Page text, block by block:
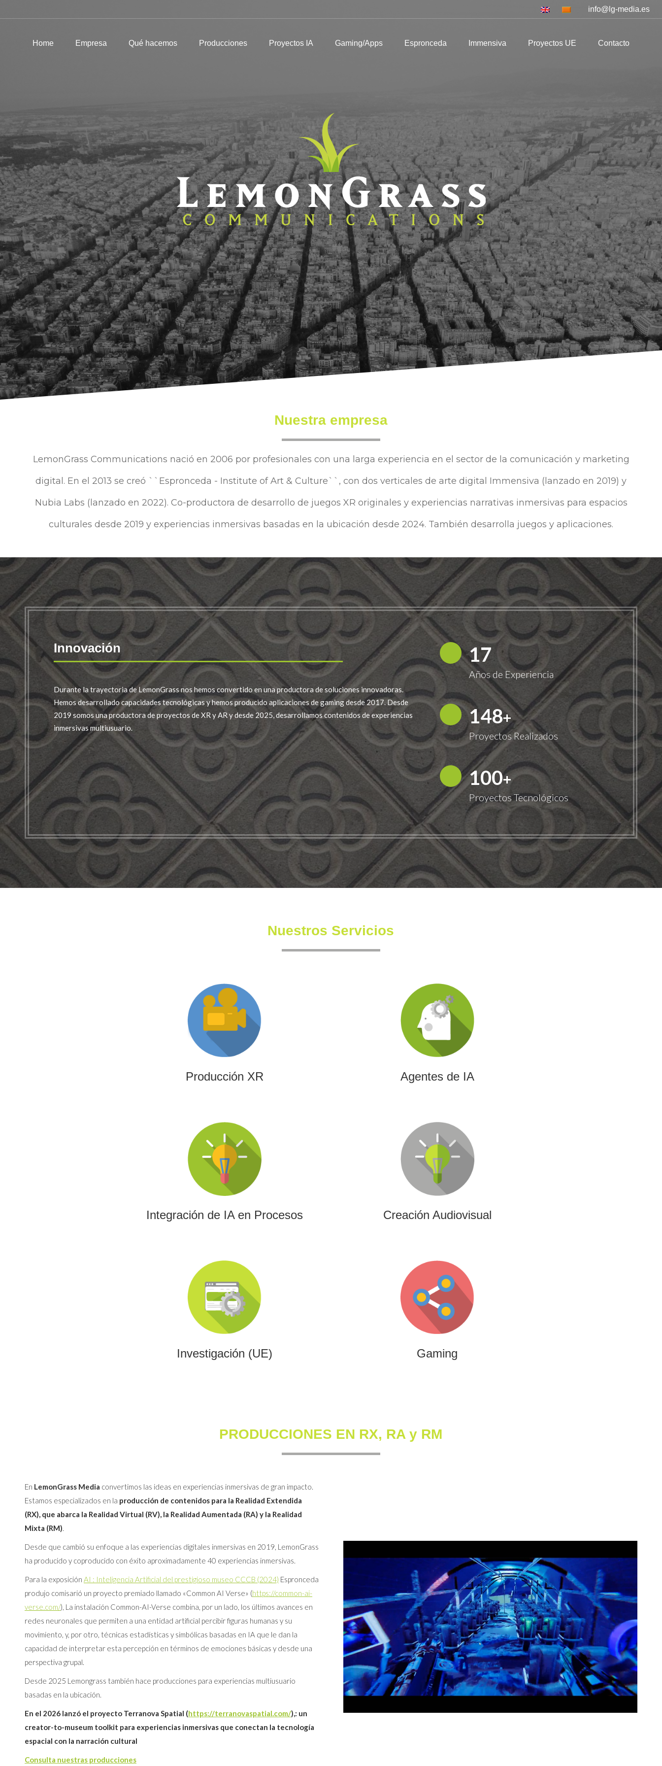
info@lg-media.es
Home Empresa Qué hacemos Producciones Proyectos IA Gaming/Apps Espronceda Immensiva Proyectos UE Contacto
Nuestra empresa
LemonGrass Communications nació en 2006 por profesionales con una larga experiencia en el sector de la comunicación y marketing
digital. En el 2013 se creó ``Espronceda - Institute of Art & Culture``, con dos verticales de arte digital Immensiva (lanzado en 2019) y
Nubia Labs (lanzado en 2022). Co-productora de desarrollo de juegos XR originales y experiencias narrativas inmersivas para espacios
culturales desde 2019 y experiencias inmersivas basadas en la ubicación desde 2024. También desarrolla juegos y aplicaciones.
Innovación
Durante la trayectoria de LemonGrass nos hemos convertido en una productora de soluciones innovadoras.
Hemos desarrollado capacidades tecnológicas y hemos producido aplicaciones de gaming desde 2017. Desde
2019 somos una productora de proyectos de XR y AR y desde 2025, desarrollamos contenidos de experiencias
inmersivas multiusuario.
18
Años de Experiencia
150+
Proyectos Realizados
100+
Proyectos Tecnológicos
Nuestros Servicios
Producción XR
Producción XR
Somos una productora independiente con un equipo
altamente experimentado también en la creación de
producciones inmersivas y de XR.
Agentes de IA
Agentes de IA
Diseñamos agentes de inteligencia artificial capaces
de automatizar procesos, optimizar decisiones y
transformar la eficiencia empresarial.
Integración de IA en Procesos
Integración de IA en Procesos
La IA permitirá a su empresa aprovechar el poder de
los algoritmos y las herramientas más avanzadas para
el análisis de datos y la creación de contenidos.
Creación Audiovisual
Creación Audiovisual
Ofrecemos soluciones creativas, de producción y
edición para cualquier tipo de contenido audiovisual:
vídeos promocionales, spots o cobertura audiovisual
de eventos.
Investigación (UE)
Investigación (UE)
Impulsamos proyectos de I+D+i alineados con
programas europeos, conectando innovación
tecnológica con financiación estratégica.
Gaming
Gaming
Desarrollamos experiencias interactivas y
videojuegos que combinan entretenimiento,
innovación y engagement para marcas y audiencias.
PRODUCCIONES EN RX, RA y RM
En LemonGrass Media convertimos las ideas en experiencias inmersivas de gran impacto.
Estamos especializados en la producción de contenidos para la Realidad Extendida
(RX), que abarca la Realidad Virtual (RV), la Realidad Aumentada (RA) y la Realidad
Mixta (RM).
Desde que cambió su enfoque a las experiencias digitales inmersivas en 2019, LemonGrass
ha producido y coproducido con éxito aproximadamente 40 experiencias inmersivas.
Para la exposición AI : Inteligencia Artificial del prestigioso museo CCCB (2024) Espronceda
produjo comisarió un proyecto premiado llamado «Common AI Verse» (https://common-ai-
verse.com/), La instalación Common-AI-Verse combina, por un lado, los últimos avances en
redes neuronales que permiten a una entidad artificial percibir figuras humanas y su
movimiento, y, por otro, técnicas estadísticas y simbólicas basadas en IA que le dan la
capacidad de interpretar esta percepción en términos de emociones básicas y desde una
perspectiva grupal.
Desde 2025 Lemongrass también hace producciones para experiencias multiusuario
basadas en la ubicación.
En el 2026 lanzó el proyecto Terranova Spatial (https://terranovaspatial.com/),: un
creator-to-museum toolkit para experiencias inmersivas que conectan la tecnología
espacial con la narración cultural
Consulta nuestras producciones